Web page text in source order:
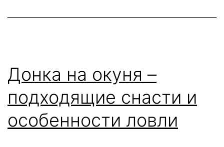
Донка на окуня –
подходящие снасти и
особенности ловли